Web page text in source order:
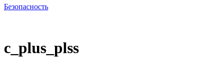
Безопасность
c_plus_plss